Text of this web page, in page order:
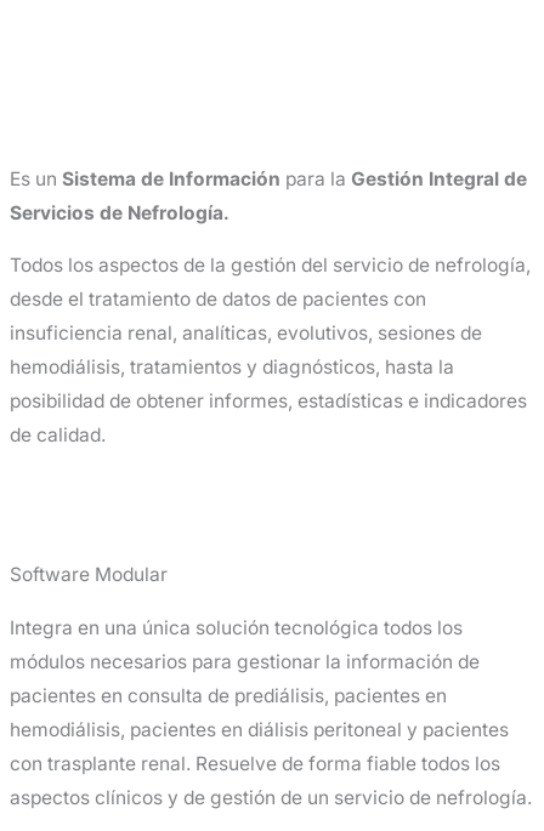
Es un Sistema de Información para la Gestión Integral de
Servicios de Nefrología.
Todos los aspectos de la gestión del servicio de nefrología,
desde el tratamiento de datos de pacientes con
insuficiencia renal, analíticas, evolutivos, sesiones de
hemodiálisis, tratamientos y diagnósticos, hasta la
posibilidad de obtener informes, estadísticas e indicadores
de calidad.
Software Modular
Integra en una única solución tecnológica todos los
módulos necesarios para gestionar la información de
pacientes en consulta de prediálisis, pacientes en
hemodiálisis, pacientes en diálisis peritoneal y pacientes
con trasplante renal. Resuelve de forma fiable todos los
aspectos clínicos y de gestión de un servicio de nefrología.